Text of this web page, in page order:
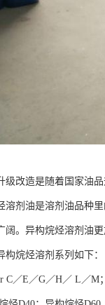
级改造是随着国家油
油是溶剂油品种里
阔。异构烷烃溶剂油
构烷烃溶剂系列如下：
C／E／G／H／ L／M